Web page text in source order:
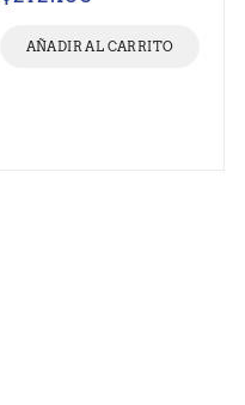
AÑADIR AL CARRITO